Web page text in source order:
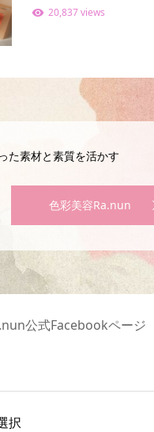
20,837 views
た素材と素質を活かす
色彩美容Ra.nun
公式Facebookページ
択